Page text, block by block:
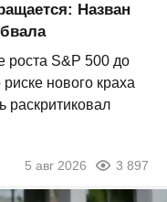
Назван
S&P 500 до
нового краха
раскритиковал
5 авг 2026 3 897